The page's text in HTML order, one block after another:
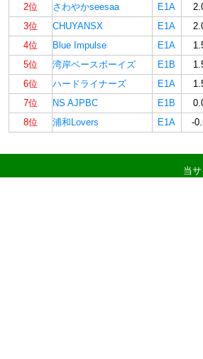
2位
さわやかseesaa E1A
3位
CHUYANSX E1A
4位
Blue Impulse E1A
5位
湾岸ベースボーイズ E1B
6位
ハードライナーズ E1A
7位
NS AJPBC E1B
8位
浦和Lovers E1A -
当